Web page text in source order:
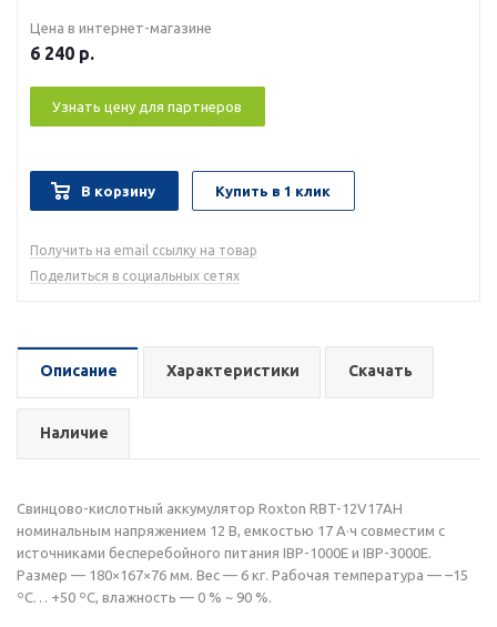
Цена в интернет-магазине
6 240 р.
Узнать цену для партнеров
В корзину Купить в 1 клик
Получить на email ссылку на товар
Поделиться в социальных сетях
Описание Характеристики Скачать
Наличие
Свинцово-кислотный аккумулятор Roxton RBT-12V17AH
номинальным напряжением 12 В, емкостью 17 А·ч совместим с
источниками бесперебойного питания IBP-1000E и IBP-3000E.
Размер — 180×167×76 мм. Вес — 6 кг. Рабочая температура — –15
ºC… +50 ºC, влажность — 0 % ~ 90 %.